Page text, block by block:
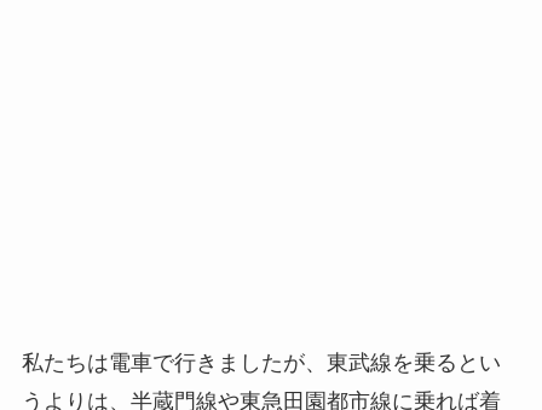
私たちは電車で行きましたが、東武線を乗るとい
うよりは、半蔵門線や東急田園都市線に乗れば着